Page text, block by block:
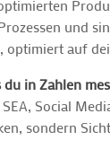
und
optimiert auf
in Zahlen
Social
sondern